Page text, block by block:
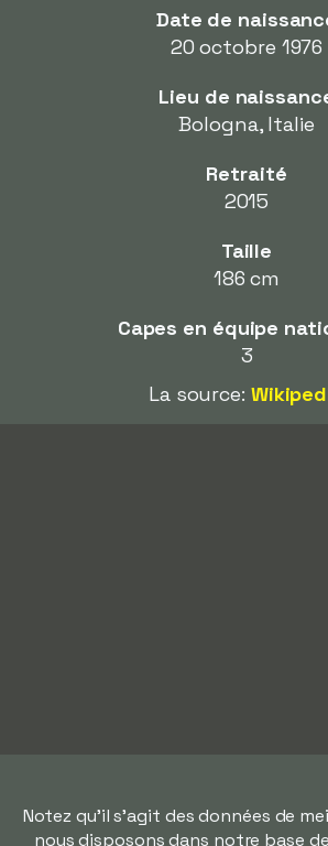
Date de
20 octobre 1976
Lieu de
Bologna, Italie
Retraité
2015
Taille
186 cm
Capes en équipe
3
La source:
Notez qu'il s'agit des données de
nous disposons dans notre base